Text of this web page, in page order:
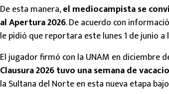
De esta manera,el mediocampista se
al Apertura 2026. De acuerdo con
le pidió que reportara este lunes 1 de junio
El jugador firmó con la UNAM en diciembre
Clausura 2026 tuvo una semana de
la Sultana del Norte en esta nueva etapa